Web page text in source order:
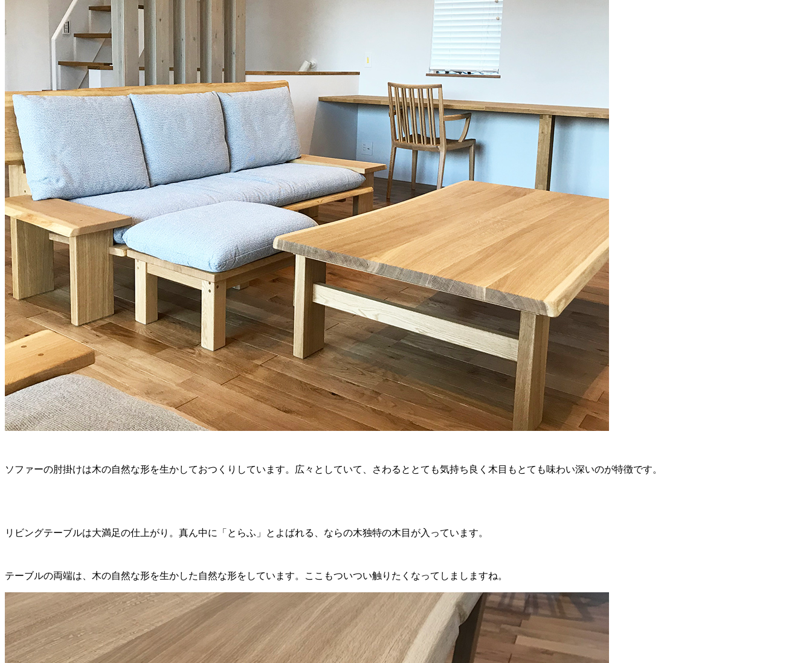
ソファーの肘掛けは木の自然な形を生かしておつくりしています。広々としていて、さわるととても気持ち良く木目もとても味わい深いのが特徴です。
リビングテーブルは大満足の仕上がり。真ん中に「とらふ」とよばれる、ならの木独特の木目が入っています。
テーブルの両端は、木の自然な形を生かした自然な形をしています。ここもついつい触りたくなってしましますね。